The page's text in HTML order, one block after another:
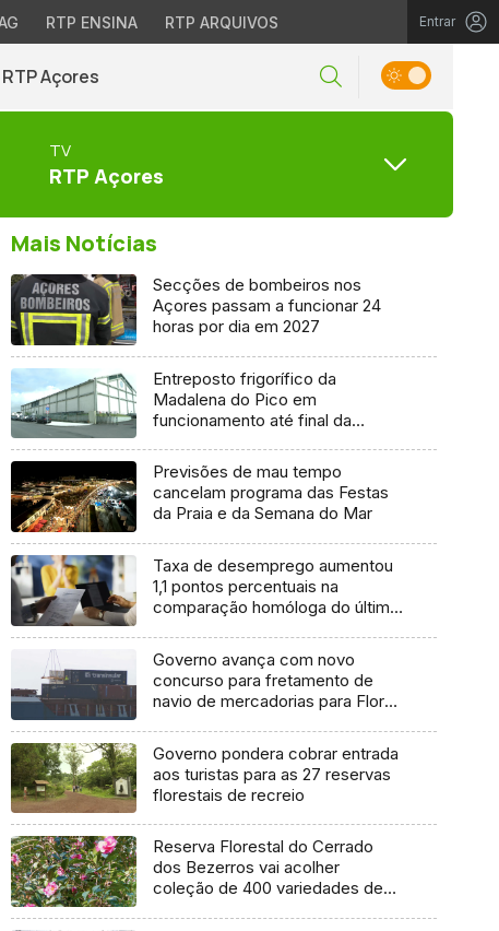
RTP ENSINA RTP ARQUIVOS Entrar
RTP Açores
TV
RTP Açores
Mais Notícias
Secções de bombeiros nos
Açores passam a funcionar 24
horas por dia em 2027
Entreposto frigorífico da
Madalena do Pico em
funcionamento até final da
Previsões de mau tempo
cancelam programa das Festas
da Praia e da Semana do Mar
Taxa de desemprego aumentou
1,1 pontos percentuais na
comparação homóloga do último
Governo avança com novo
concurso para fretamento de
navio de mercadorias para Flores
Governo pondera cobrar entrada
aos turistas para as 27 reservas
florestais de recreio
Reserva Florestal do Cerrado
dos Bezerros vai acolher
coleção de 400 variedades de